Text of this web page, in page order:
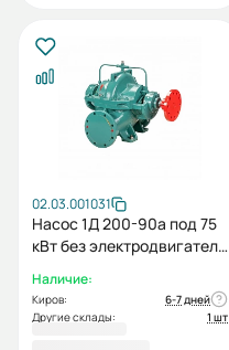
02.03.001031
Насос 1Д 200-90а под 75
кВт без электродвигателя
Наличие:
Киров:
6-7 дней
Другие склады:
1 шт